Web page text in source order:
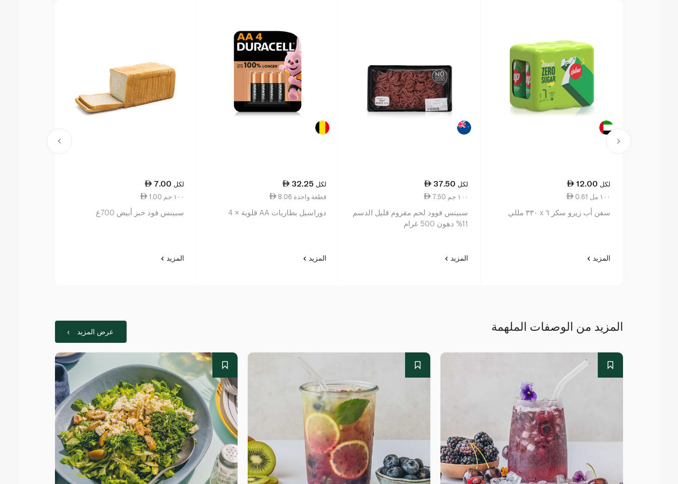
12.00 لكل
0.61 ١٠٠ مل
سفن أب زيرو سكر ٦ x ٣٣٠ مللي
المزيد
37.50 لكل
7.50 ١٠٠ جم
سبينس فوود لحم مفروم قليل الدسم
11% دهون 500 غرام
المزيد
32.25 لكل
8.06 قطعة واحدة
دوراسيل بطاريات AA قلوية × 4
المزيد
7.00 لكل
1.00 ١٠٠ جم
سبينس فود خبز أبيض 700غ
المزيد
المزيد من الوصفات الملهمة عرض المزيد